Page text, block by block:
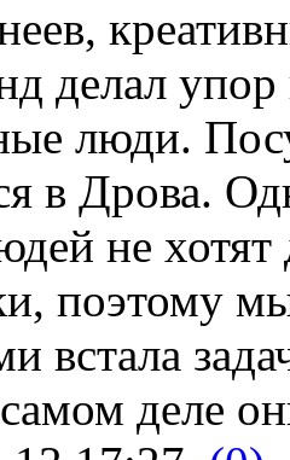
делал
люди.
в Дрова.
не
поэтому
встала
деле